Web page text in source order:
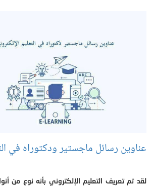
عناوين رسائل ماجستير ودكتوراه في
لقد تم تعريف التعليم الإلكتروني بأنه نوع من